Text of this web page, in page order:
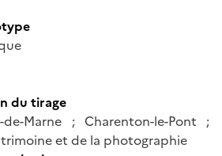
du tirage
de-Marne ; Charenton-le-Pont ;
et de la photographie